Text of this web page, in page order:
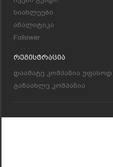
სიახლეები
ანალიტიკა
Follower
Რეგისტრაცია
დაამატე კომპანია უფასოდ
განაახლე კომპანია